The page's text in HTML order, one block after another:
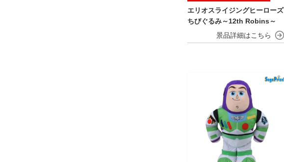
エリオスライジングヒーローズ
ちびぐるみ～12th Robins～